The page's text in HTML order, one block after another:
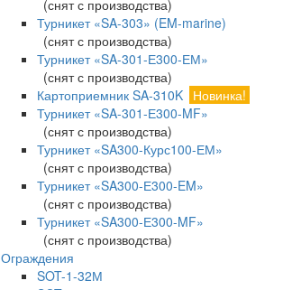
(снят с производства)
Турникет «SA-303» (EM-marine)
(снят с производства)
Турникет «SA-301-Е300-ЕМ»
(снят с производства)
Картоприемник SA-310K Новинка!
Турникет «SA-301-Е300-MF»
(снят с производства)
Турникет «SA300-Курс100-ЕМ»
(снят с производства)
Турникет «SA300-Е300-EM»
(снят с производства)
Турникет «SA300-Е300-MF»
(снят с производства)
Ограждения
SOT-1-32М